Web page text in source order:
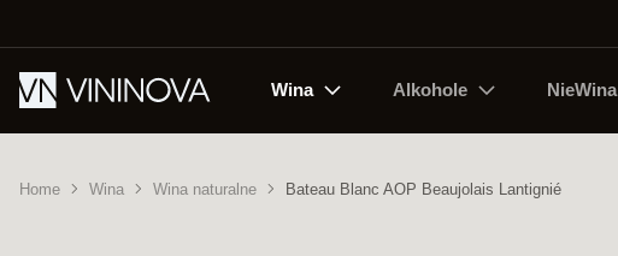
Wina Alkohole NieWina
Home Wina Wina naturalne Bateau Blanc AOP Beaujolais Lantignié